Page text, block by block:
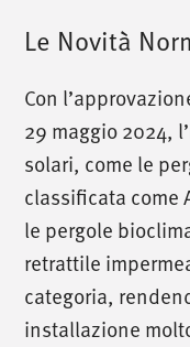
Le Novità
Con
29 maggio 2024,
solari, come le
classificata come
le pergole
retrattile
categoria,
installazione